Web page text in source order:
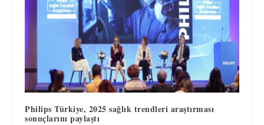
Philips Türkiye, 2025 sağlık trendleri araştırması
sonuçlarını paylaştı